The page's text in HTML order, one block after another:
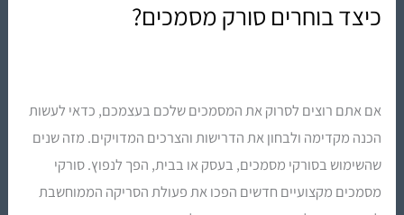
כיצד בוחרים סורק מסמכים?
אם אתם רוצים לסרוק את המסמכים שלכם בעצמכם, כדאי לעשות
הכנה מקדימה ולבחון את הדרישות והצרכים המדויקים. מזה שנים
שהשימוש בסורקי מסמכים, בעסק או בבית, הפך לנפוץ. סורקי
מסמכים מקצועיים חדשים הפכו את פעולת הסריקה הממוחשבת
כיצד